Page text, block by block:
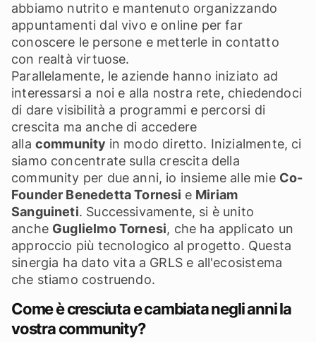
abbiamo nutrito e mantenuto organizzando
appuntamenti dal vivo e online per far
conoscere le persone e metterle in contatto
con realtà virtuose.
Parallelamente, le aziende hanno iniziato ad
interessarsi a noi e alla nostra rete, chiedendoci
di dare visibilità a programmi e percorsi di
crescita ma anche di accedere
alla community in modo diretto. Inizialmente, ci
siamo concentrate sulla crescita della
community per due anni, io insieme alle mie Co-
Founder Benedetta Tornesi e Miriam
Sanguineti. Successivamente, si è unito
anche Guglielmo Tornesi, che ha applicato un
approccio più tecnologico al progetto. Questa
sinergia ha dato vita a GRLS e all'ecosistema
che stiamo costruendo.
Come è cresciuta e cambiata negli anni la
vostra community?